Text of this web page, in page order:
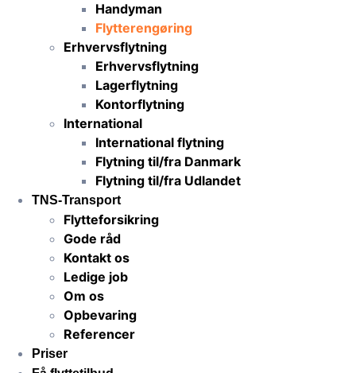
Handyman
Flytterengøring
Erhvervsflytning
Erhvervsflytning
Lagerflytning
Kontorflytning
International
International flytning
Flytning til/fra Danmark
Flytning til/fra Udlandet
TNS-Transport
Flytteforsikring
Gode råd
Kontakt os
Ledige job
Om os
Opbevaring
Referencer
Priser